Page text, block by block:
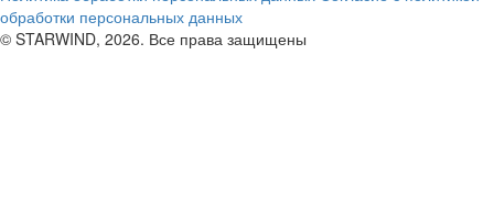
обработки персональных данных
© STARWIND, 2026. Все права защищены